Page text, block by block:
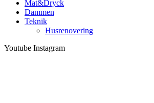
Mat&Dryck
Dammen
Teknik
Husrenovering
Youtube Instagram